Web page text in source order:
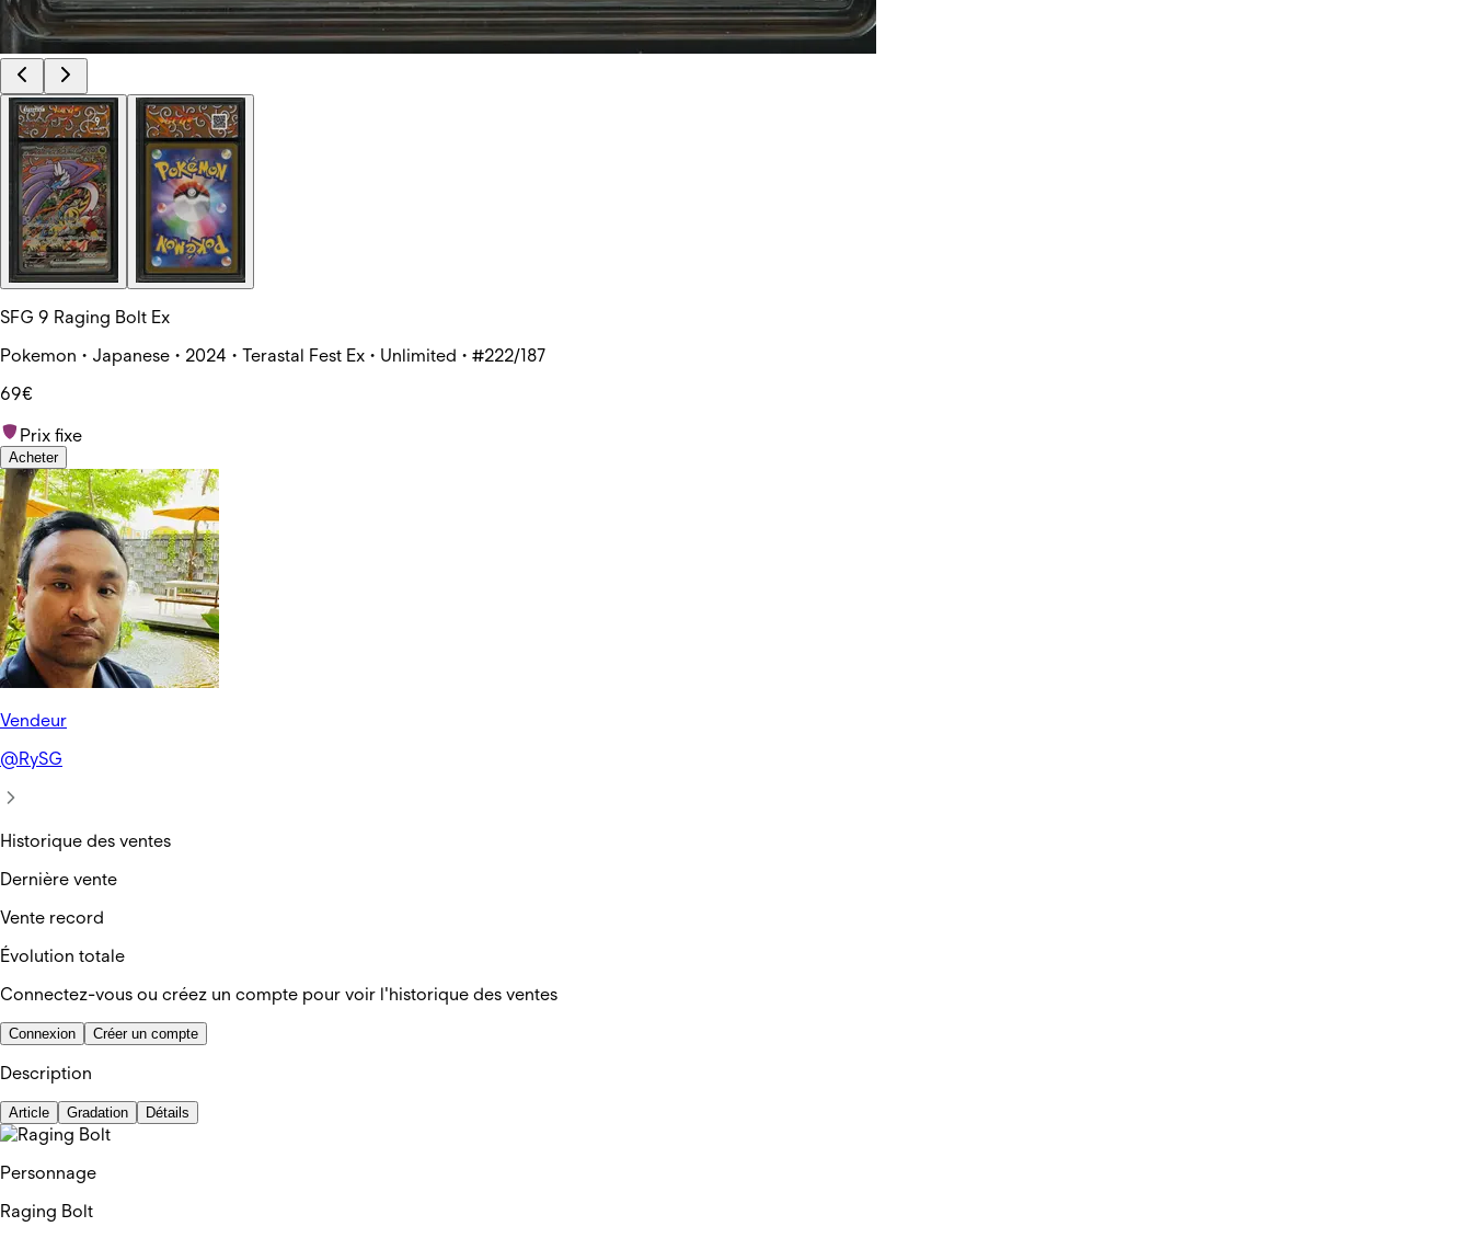
SFG 9 Raging Bolt Ex
Pokemon • Japanese • 2024 • Terastal Fest Ex • Unlimited • #222/187
69€
Prix fixe
Acheter
Vendeur
@RySG
Historique des ventes
Dernière vente
Vente record
Évolution totale
Connectez-vous ou créez un compte pour voir l'historique des ventes
Connexion Créer un compte
Description
Article Gradation Détails
Personnage
Raging Bolt